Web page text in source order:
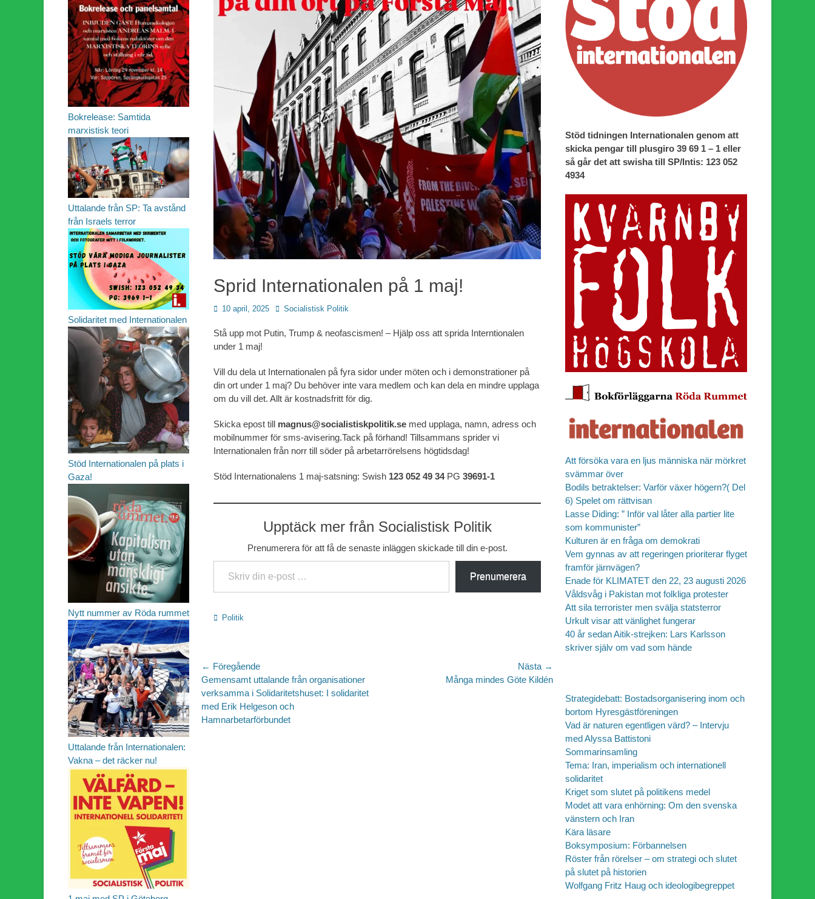
Sprid Internationalen på 1 maj!
Publicerad
10 april, 2025 Författare
Socialistisk Politik
Stå upp mot Putin, Trump & neofascismen! – Hjälp oss att sprida Interntionalen
under 1 maj!
Vill du dela ut Internationalen på fyra sidor under möten och i demonstrationer på
din ort under 1 maj? Du behöver inte vara medlem och kan dela en mindre upplaga
om du vill det. Allt är kostnadsfritt för dig.
Skicka epost till magnus@socialistiskpolitik.se med upplaga, namn, adress och
mobilnummer för sms-avisering.Tack på förhand! Tillsammans sprider vi
Internationalen från norr till söder på arbetarrörelsens högtidsdag!
Stöd Internationalens 1 maj-satsning: Swish 123 052 49 34 PG 39691-1
Upptäck mer från Socialistisk Politik
Prenumerera för att få de senaste inläggen skickade till din e-post.
Skriv din e-post …
Prenumerera
Kategorier
Politik
Inläggsnavigering
← Föregående
Föregående
inlägg:
Gemensamt uttalande från organisationer
verksamma i Solidaritetshuset: I solidaritet
med Erik Helgeson och
Hamnarbetarförbundet
Nästa →
Många mindes Göte Kildén
Stöd tidningen Internationalen genom att
skicka pengar till plusgiro 39 69 1 – 1 eller
så går det att swisha till SP/Intis: 123 052
4934
Att försöka vara en ljus människa när mörkret
svämmar över
Bodils betraktelser: Varför växer högern?( Del
6) Spelet om rättvisan
Lasse Diding: ” Inför val låter alla partier lite
som kommunister”
Kulturen är en fråga om demokrati
Vem gynnas av att regeringen prioriterar flyget
framför järnvägen?
Enade för KLIMATET den 22, 23 augusti 2026
Våldsvåg i Pakistan mot folkliga protester
Att sila terrorister men svälja statsterror
Urkult visar att vänlighet fungerar
40 år sedan Aitik-strejken: Lars Karlsson
skriver själv om vad som hände
Strategidebatt: Bostadsorganisering inom och
bortom Hyresgästföreningen
Vad är naturen egentligen värd? – Intervju
med Alyssa Battistoni
Sommarinsamling
Tema: Iran, imperialism och internationell
solidaritet
Kriget som slutet på politikens medel
Modet att vara enhörning: Om den svenska
vänstern och Iran
Kära läsare
Boksymposium: Förbannelsen
Röster från rörelser – om strategi och slutet
på slutet på historien
Wolfgang Fritz Haug och ideologibegreppet
Bokrelease: Samtida
marxistisk teori
Uttalande från SP: Ta avstånd
från Israels terror
Solidaritet med Internationalen
Stöd Internationalen på plats i
Gaza!
Nytt nummer av Röda rummet
Uttalande från Internationalen:
Vakna – det räcker nu!